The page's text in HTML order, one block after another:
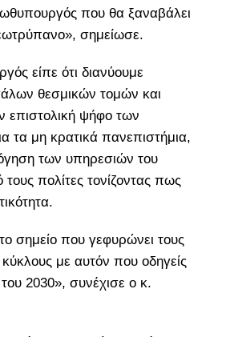
που θα ξαναβάλει
σημείωσε.
είπε ότι διανύουμε
θεσμικών τομών και
επιστολική ψήφο των
τα μη κρατικά πανεπιστήμια,
των υπηρεσιών του
πολίτες τονίζοντας πως
σημείο που γεφυρώνει τους
με αυτόν που οδηγείς
2030», συνέχισε ο κ.